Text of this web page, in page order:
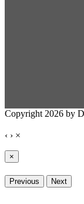
Copyright 2026 by
‹ › ×
×
Previous Next